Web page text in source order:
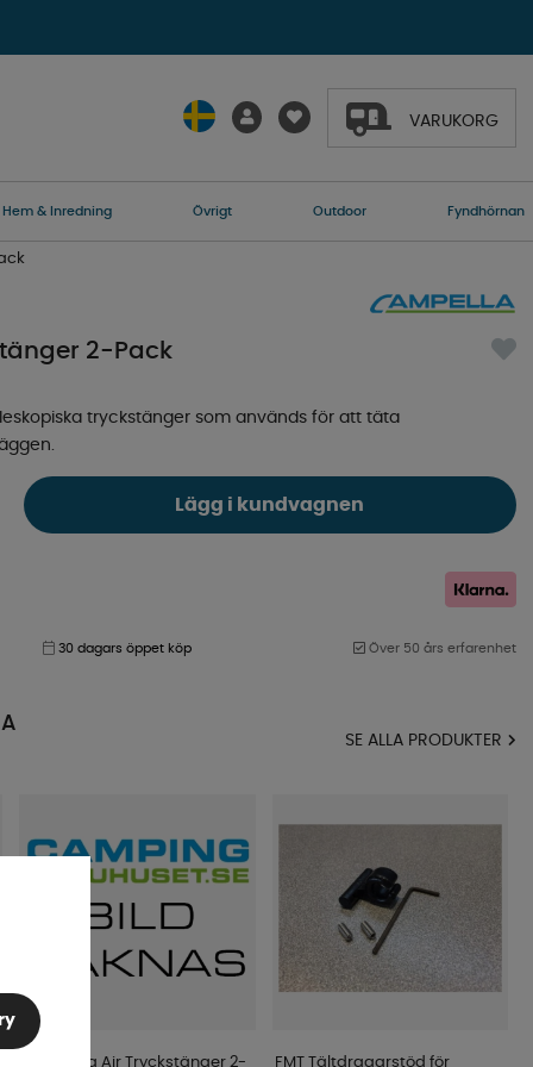
VARUKORG
Hem & Inredning Övrigt Outdoor Fyndhörnan
2-Pack
tryckstänger som används för att täta
Lägg i kundvagnen
30 dagars öppet köp Över 50 års erfarenhet
SE ALLA PRODUKTER
Campella Air Tryckstänger 2- FMT Tältdragarstöd för